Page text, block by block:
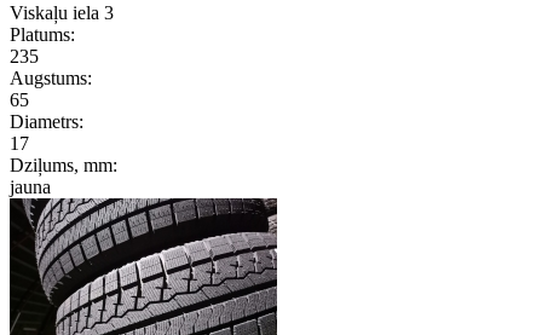
Viskaļu iela 3
Platums:
235
Augstums:
65
Diametrs:
17
Dziļums, mm:
jauna